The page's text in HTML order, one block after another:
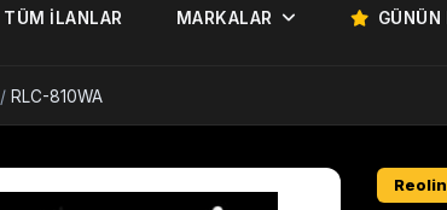
TÜM İLANLAR MARKALAR GÜNÜN
/ RLC-810WA